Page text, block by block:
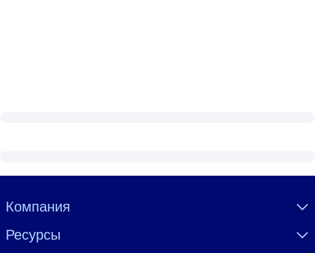
Visually hidden Text
Компания
Ресурсы